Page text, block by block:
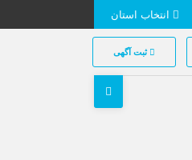
ثبت آگهی